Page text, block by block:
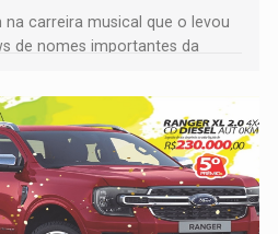
carreira musical que o levou
de nomes importantes da
entre outros.